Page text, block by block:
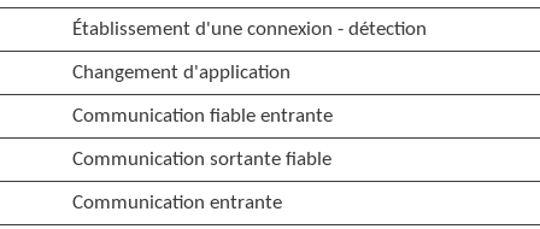
Établissement d'une connexion - détection
Changement d'application
Communication fiable entrante
Communication sortante fiable
Communication entrante